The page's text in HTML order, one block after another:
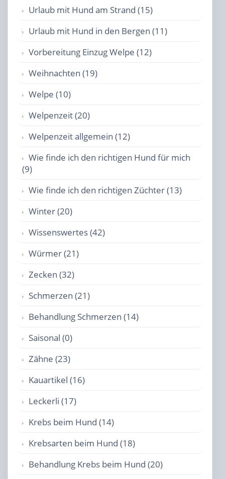
Urlaub mit Hund am Strand (15)
Urlaub mit Hund in den Bergen (11)
Vorbereitung Einzug Welpe (12)
Weihnachten (19)
Welpe (10)
Welpenzeit (20)
Welpenzeit allgemein (12)
Wie finde ich den richtigen Hund für mich
(9)
Wie finde ich den richtigen Züchter (13)
Winter (20)
Wissenswertes (42)
Würmer (21)
Zecken (32)
Schmerzen (21)
Behandlung Schmerzen (14)
Saisonal (0)
Zähne (23)
Kauartikel (16)
Leckerli (17)
Krebs beim Hund (14)
Krebsarten beim Hund (18)
Behandlung Krebs beim Hund (20)